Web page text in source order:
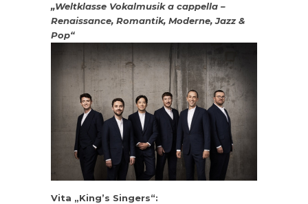
„Weltklasse Vokalmusik a cappella –
Renaissance, Romantik, Moderne, Jazz &
Pop“
Vita „King’s Singers“: